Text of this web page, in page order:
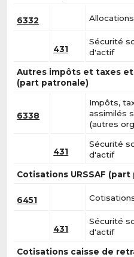
6332
431
Sécurité
d'actif
Autres impôts et taxes
(part patronale)
6338
Impôts,
assimilés
(autres
431
Sécurité
d'actif
Cotisations URSSAF
6451
431
Sécurité
d'actif
Cotisations caisse de